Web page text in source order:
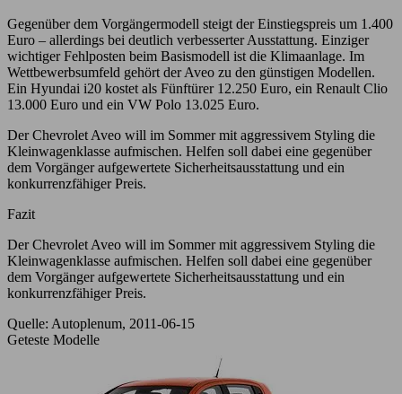
Gegenüber dem Vorgängermodell steigt der Einstiegspreis um 1.400
Euro – allerdings bei deutlich verbesserter Ausstattung. Einziger
wichtiger Fehlposten beim Basismodell ist die Klimaanlage. Im
Wettbewerbsumfeld gehört der Aveo zu den günstigen Modellen.
Ein Hyundai i20 kostet als Fünftürer 12.250 Euro, ein Renault Clio
13.000 Euro und ein VW Polo 13.025 Euro.
Der Chevrolet Aveo will im Sommer mit aggressivem Styling die
Kleinwagenklasse aufmischen. Helfen soll dabei eine gegenüber
dem Vorgänger aufgewertete Sicherheitsausstattung und ein
konkurrenzfähiger Preis.
Fazit
Der Chevrolet Aveo will im Sommer mit aggressivem Styling die
Kleinwagenklasse aufmischen. Helfen soll dabei eine gegenüber
dem Vorgänger aufgewertete Sicherheitsausstattung und ein
konkurrenzfähiger Preis.
Quelle: Autoplenum, 2011-06-15
Geteste Modelle